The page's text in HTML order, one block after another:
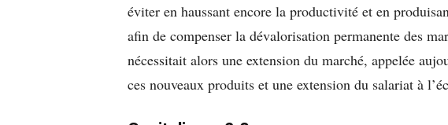
éviter en haussant encore la productivité et en
afin de compenser la dévalorisation permanente des
nécessitait alors une extension du marché, appelée
ces nouveaux produits et une extension du salariat à